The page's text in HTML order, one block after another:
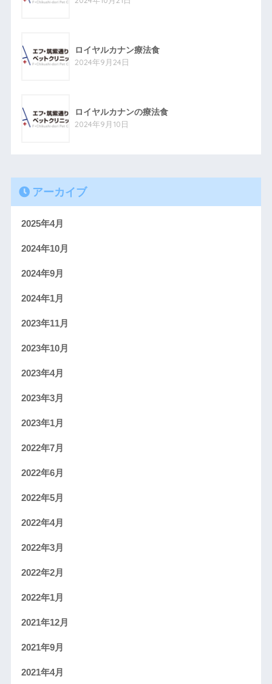
ロイヤルカナン療法食
2024年9月24日
ロイヤルカナンの療法食
2024年9月10日
アーカイブ
2025年4月
2024年10月
2024年9月
2024年1月
2023年11月
2023年10月
2023年4月
2023年3月
2023年1月
2022年7月
2022年6月
2022年5月
2022年4月
2022年3月
2022年2月
2022年1月
2021年12月
2021年9月
2021年4月